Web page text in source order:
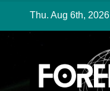
Thu. Aug 6th, 2026